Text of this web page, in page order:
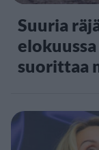
Suuria
suorittaa